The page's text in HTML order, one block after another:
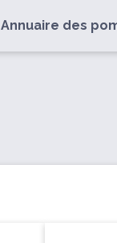
Annuaire des